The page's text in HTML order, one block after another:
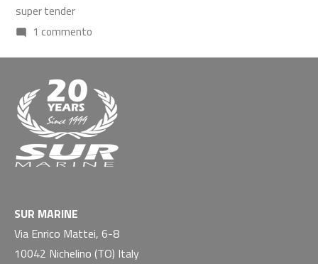
super tender
1 commento
SUR MARINE
Via Enrico Mattei, 6-8
10042 Nichelino (TO) Italy